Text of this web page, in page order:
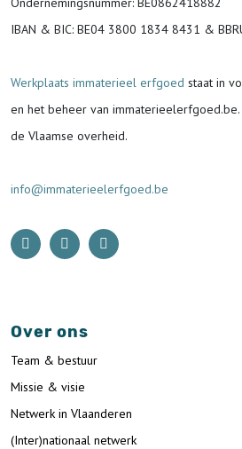
IBAN & BIC: BE04 3800 1834 8431 &
Werkplaats immaterieel erfgoed staat in
en het beheer van immaterieelerfgoed.be.
de Vlaamse overheid.
info@immaterieelerfgoed.be
Over ons
Team & bestuur
Missie & visie
Netwerk in Vlaanderen
(Inter)nationaal netwerk